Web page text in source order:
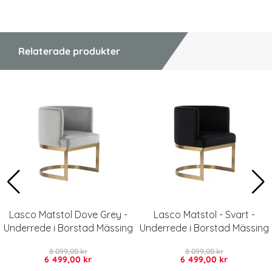
Relaterade produkter
Lasco Matstol Dove Grey -
Underrede i Borstad Mässing
6 499,00 kr
8 099,00 kr
Lasco Matstol - Svart -
Underrede i Borstad Mässing
6 499,00 kr
8 099,00 kr